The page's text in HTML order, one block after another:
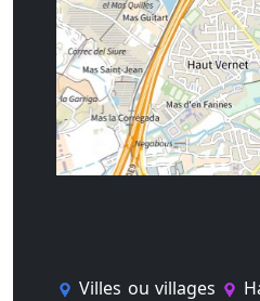
Villes ou villages